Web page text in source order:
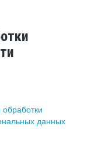
данных